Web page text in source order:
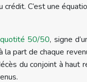
C’est une
50/50, signe
part de chaque
du conjoint à haut